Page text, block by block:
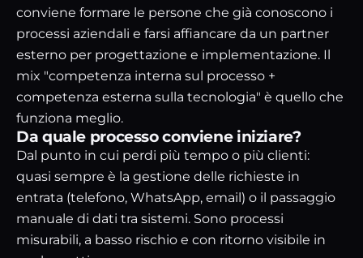
conviene formare le persone che già conoscono i
processi aziendali e farsi affiancare da un partner
esterno per progettazione e implementazione. Il
mix "competenza interna sul processo +
competenza esterna sulla tecnologia" è quello che
funziona meglio.
Da quale processo conviene iniziare?
Dal punto in cui perdi più tempo o più clienti:
quasi sempre è la gestione delle richieste in
entrata (telefono, WhatsApp, email) o il passaggio
manuale di dati tra sistemi. Sono processi
misurabili, a basso rischio e con ritorno visibile in